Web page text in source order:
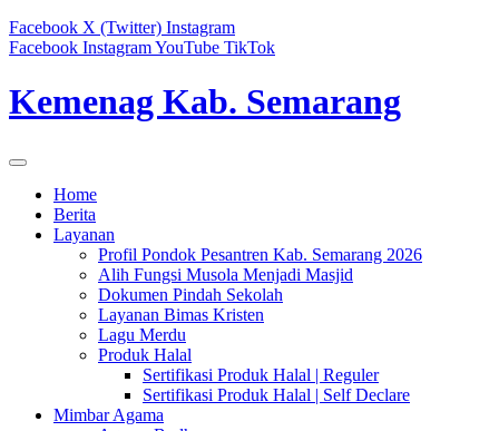
Facebook X (Twitter) Instagram
Facebook InstagramYouTube TikTok
Kemenag Kab. Semarang
Home
Berita
Layanan
Profil Pondok Pesantren Kab. Semarang 2026
Alih Fungsi Musola Menjadi Masjid
Dokumen Pindah Sekolah
Layanan Bimas Kristen
Lagu Merdu
Produk Halal
Sertifikasi Produk Halal | Reguler
Sertifikasi Produk Halal | Self Declare
Mimbar Agama